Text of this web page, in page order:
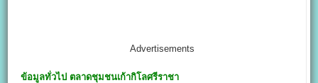
Advertisements
ข้อมูลทั่วไป ตลาดชุมชนเก้ากิโลศรีราชา